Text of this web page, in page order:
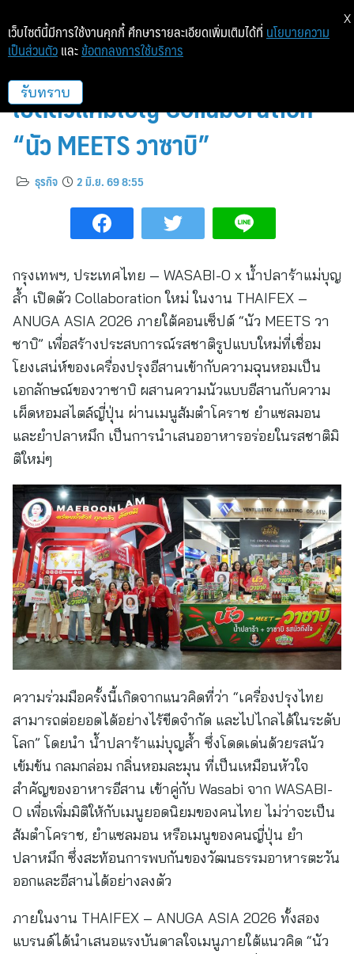
WASABI-O x น้ำปลาร้าแม่บุญล้ำ
เปิดตัวแคมเปญ Collaboration
“นัว MEETS วาซาบิ”
ธุรกิจ 2 มิ.ย. 69 8:55
กรุงเทพฯ, ประเทศไทย — WASABI-O x น้ำปลาร้าแม่บุญ
ล้ำ เปิดตัว Collaboration ใหม่ ในงาน THAIFEX –
ANUGA ASIA 2026 ภายใต้คอนเซ็ปต์ “นัว MEETS วา
ซาบิ” เพื่อสร้างประสบการณ์รสชาติรูปแบบใหม่ที่เชื่อม
โยงเสน่ห์ของเครื่องปรุงอีสานเข้ากับความฉุนหอมเป็น
เอกลักษณ์ของวาซาบิ ผสานความนัวแบบอีสานกับความ
เผ็ดหอมสไตล์ญี่ปุ่น ผ่านเมนูส้มตำโคราช ยำแซลมอน
และยำปลาหมึก เป็นการนำเสนออาหารอร่อยในรสชาติมิ
ติใหม่ๆ
ความร่วมมือครั้งนี้เกิดจากแนวคิดที่ว่า “เครื่องปรุงไทย
สามารถต่อยอดได้อย่างไร้ขีดจำกัด และไปไกลได้ในระดับ
โลก” โดยนำ น้ำปลาร้าแม่บุญล้ำ ซึ่งโดดเด่นด้วยรสนัว
เข้มข้น กลมกล่อม กลิ่นหอมละมุน ที่เป็นเหมือนหัวใจ
สำคัญของอาหารอีสาน เข้าคู่กับ Wasabi จาก WASABI-
O เพื่อเพิ่มมิติให้กับเมนูยอดนิยมของคนไทย ไม่ว่าจะเป็น
ส้มตำโคราช, ยำแซลมอน หรือเมนูของคนญี่ปุ่น ยำ
ปลาหมึก ซึ่งสะท้อนการพบกันของวัฒนธรรมอาหารตะวัน
ออกและอีสานได้อย่างลงตัว
ภายในงาน THAIFEX – ANUGA ASIA 2026 ทั้งสอง
แบรนด์ได้นำเสนอแรงบันดาลใจเมนูภายใต้แนวคิด “นัว
เว็บไซต์นี้มีการใช้งานคุกกี้ ศึกษารายละเอียดเพิ่มเติมได้ที่ นโยบายความ
เป็นส่วนตัว และ ข้อตกลงการใช้บริการ
รับทราบ
X